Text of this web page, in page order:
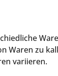
Waren zu
variieren.